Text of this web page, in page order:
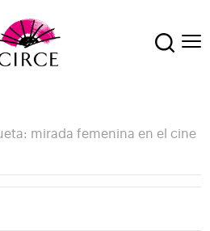
mirada femenina en el cine